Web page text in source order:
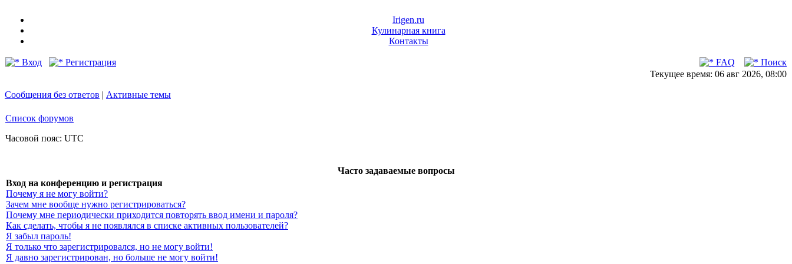
Irigen.ru
Кулинарная книга
Контакты
Вход Регистрация FAQ
Поиск
Текущее время: 06 авг 2026, 08:00
Сообщения без ответов | Активные темы
Список форумов
Часовой пояс: UTC
Часто задаваемые вопросы
Вход на конференцию и регистрация
Почему я не могу войти?
Зачем мне вообще нужно регистрироваться?
Почему мне периодически приходится повторять ввод имени и пароля?
Как сделать, чтобы я не появлялся в списке активных пользователей?
Я забыл пароль!
Я только что зарегистрировался, но не могу войти!
Я давно зарегистрирован, но больше не могу войти!